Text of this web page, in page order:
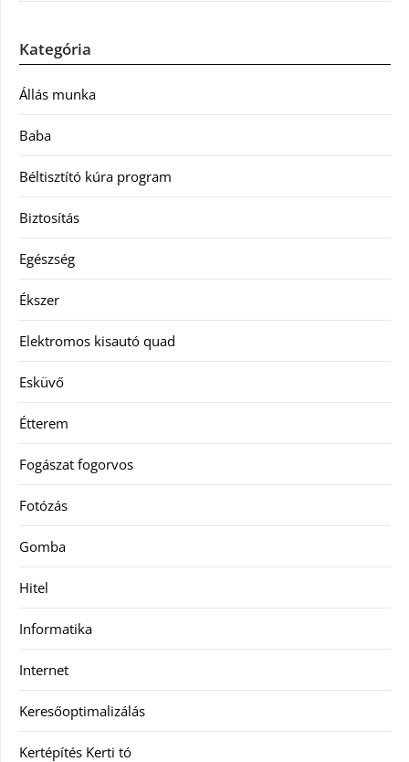
Kategória
Állás munka
Baba
Béltisztító kúra program
Biztosítás
Egészség
Ékszer
Elektromos kisautó quad
Esküvő
Étterem
Fogászat fogorvos
Fotózás
Gomba
Hitel
Informatika
Internet
Keresőoptimalizálás
Kertépítés Kerti tó